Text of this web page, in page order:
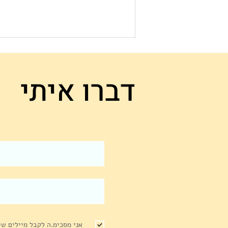
זוגיות עסקית עם רן קורבר ואמיל
דברו איתי
אני מסכימ.ה לקבל מיילים